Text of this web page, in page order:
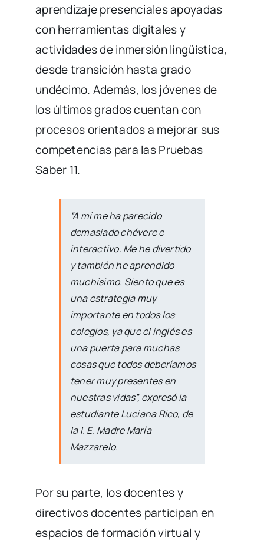
aprendizaje presenciales apoyadas
con herramientas digitales y
actividades de inmersión lingüística,
desde transición hasta grado
undécimo. Además, los jóvenes de
los últimos grados cuentan con
procesos orientados a mejorar sus
competencias para las Pruebas
Saber 11.
“A mí me ha parecido
demasiado chévere e
interactivo. Me he divertido
y también he aprendido
muchísimo. Siento que es
una estrategia muy
importante en todos los
colegios, ya que el inglés es
una puerta para muchas
cosas que todos deberíamos
tener muy presentes en
nuestras vidas”, expresó la
estudiante Luciana Rico, de
la I. E. Madre María
Mazzarelo.
Por su parte, los docentes y
directivos docentes participan en
espacios de formación virtual y